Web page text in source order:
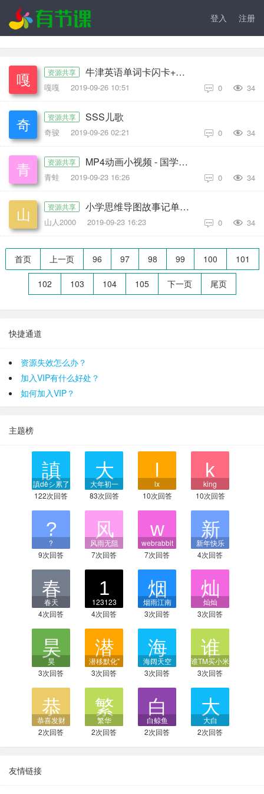
登入 注册
资源共享 牛津英语单词卡闪卡+音频 可打印
嘎嘎 2019-09-26 10:51 0  34
资源共享 SSS儿歌
奇骏 2019-09-26 02:21 0  34
资源共享 MP4动画小视频 - 国学大智慧 含百家姓、弟子规、三字经、论语等
青蛙 2019-09-23 16:26 0  34
资源共享 小学思维导图故事记单词小学800词汇
山人2000 2019-09-23 16:23 0  34
首页 上一页 96 97 98 99 100 101
102 103 104 105 下一页 尾页
快捷通道
资源失效怎么办？
加入VIP有什么好处？
如何加入VIP？
主题榜
謓dêシ累了
122次回答
大年初一
83次回答
lx
10次回答
king
10次回答
?
9次回答
风雨无阻
7次回答
webrabbit
7次回答
新年快乐
4次回答
春天
4次回答
123123
4次回答
烟雨江南
3次回答
灿灿
3次回答
昊
3次回答
潜移默化"
3次回答
海阔天空
3次回答
谁TM买小米
3次回答
恭喜发财
2次回答
繁华
2次回答
白鲸鱼
2次回答
大白
2次回答
友情链接